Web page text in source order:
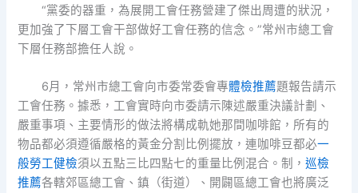
“黨委的器重，為展開工會任務營建了傑出周遭的狀況，
更加強了下層工會干部做好工會任務的信念。”常州市總工會
下層任務部擔任人說。
6月，常州市總工會向市委常委會專體檢推薦題報告請示
工會任務。據悉，工會實時向市委請示陳述嚴重決議計劃、
嚴重事項、主要情形的做法將構成軌她那間咖啡館，所有的
物品都必須遵循嚴格的黃金分割比例擺放，連咖啡豆都必一
般勞工健檢須以五點三比四點七的重量比例混合。制，巡檢
推薦各轄郊區總工會、鎮（街道）、開闢區總工會也將廣泛